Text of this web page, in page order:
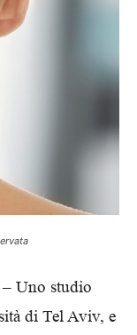
Uno studio
di Tel Aviv, e